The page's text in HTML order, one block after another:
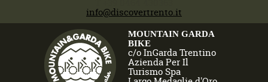
info@discovertrento.it
MOUNTAIN GARDA
BIKE
c/o InGarda Trentino
Azienda Per Il
Turismo Spa